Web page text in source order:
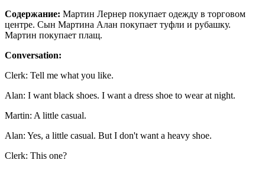
Содержание: Мартин Лернер покупает одежду в торговом
центре. Сын Мартина Алан покупает туфли и рубашку.
Мартин покупает плащ.
Conversation:
Clerk: Tell me what you like.
Alan: I want black shoes. I want a dress shoe to wear at night.
Martin: A little casual.
Alan: Yes, a little casual. But I don't want a heavy shoe.
Clerk: This one?